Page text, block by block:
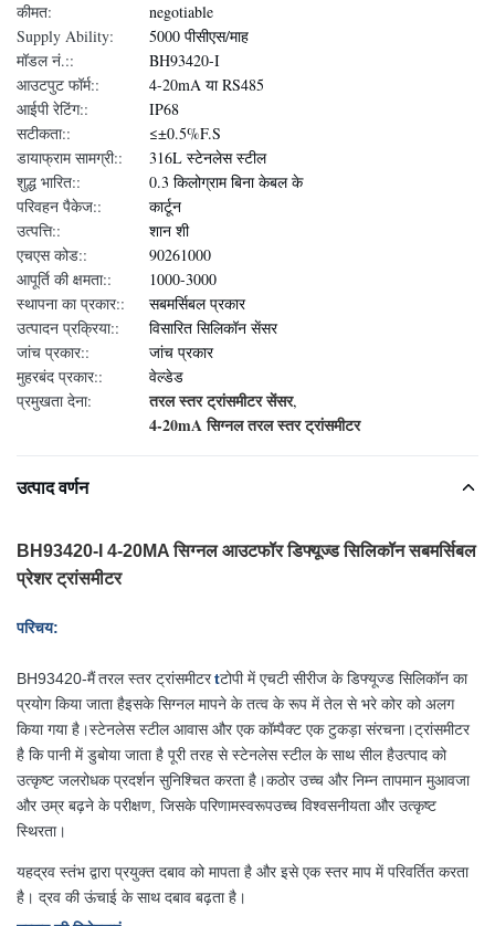
कीमत:
negotiable
Supply Ability:
5000 पीसीएस/माह
मॉडल नं.::
BH93420-I
आउटपुट फॉर्म::
4-20mA या RS485
आईपी रेटिंग::
IP68
सटीकता::
≤±0.5%F.S
डायाफ्राम सामग्री::
316L स्टेनलेस स्टील
शुद्ध भारित::
0.3 किलोग्राम बिना केबल के
परिवहन पैकेज::
कार्टून
उत्पत्ति::
शान शी
एचएस कोड::
90261000
आपूर्ति की क्षमता::
1000-3000
स्थापना का प्रकार::
सबमर्सिबल प्रकार
उत्पादन प्रक्रिया::
विसारित सिलिकॉन सेंसर
जांच प्रकार::
जांच प्रकार
मुहरबंद प्रकार::
वेल्डेड
प्रमुखता देना:
तरल स्तर ट्रांसमीटर सेंसर,
4-20mA सिग्नल तरल स्तर ट्रांसमीटर
उत्पाद वर्णन
BH93420-I 4-20MA सिग्नल आउटफॉर डिफ्यूज्ड सिलिकॉन सबमर्सिबल
प्रेशर ट्रांसमीटर
परिचय:
BH93420-मैंतरल स्तर ट्रांसमीटरtटोपी में एचटी सीरीज के डिफ्यूज्ड सिलिकॉन का
प्रयोग किया जाता हैइसके सिग्नल मापने के तत्व के रूप में तेल से भरे कोर को अलग
किया गया है।स्टेनलेस स्टील आवास और एक कॉम्पैक्ट एक टुकड़ा संरचना।ट्रांसमीटर
है कि पानी में डुबोया जाता है पूरी तरह से स्टेनलेस स्टील के साथ सील हैउत्पाद को
उत्कृष्ट जलरोधक प्रदर्शन सुनिश्चित करता है।कठोर उच्च और निम्न तापमान मुआवजा
और उम्र बढ़ने के परीक्षण, जिसके परिणामस्वरूपउच्च विश्वसनीयता और उत्कृष्ट
स्थिरता।
यहद्रव स्तंभ द्वारा प्रयुक्त दबाव को मापता है और इसे एक स्तर माप में परिवर्तित करता
है। द्रव की ऊंचाई के साथ दबाव बढ़ता है।